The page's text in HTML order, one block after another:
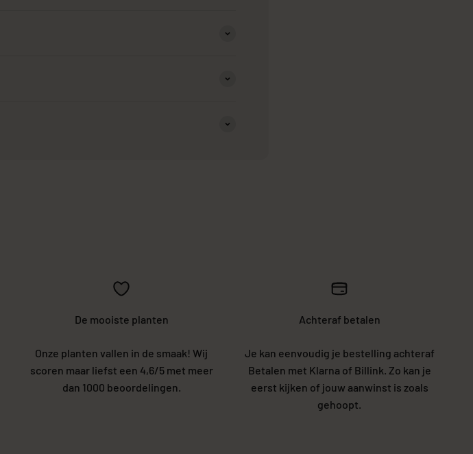
De mooiste planten
Onze planten vallen in de smaak! Wij
scoren maar liefst een 4,6/5 met meer
dan 1000 beoordelingen.
Achteraf betalen
Je kan eenvoudig je bestelling achteraf
Betalen met Klarna of Billink. Zo kan je
eerst kijken of jouw aanwinst is zoals
gehoopt.